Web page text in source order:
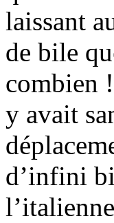
laissant
de bile
combien
y avait
d’infini